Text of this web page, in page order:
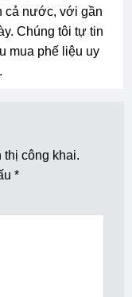
cả nước, với gần
Chúng tôi tự tin
mua phế liệu uy
công khai.
*